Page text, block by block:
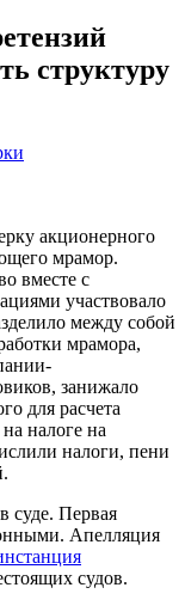
структуру
акционерного
мрамор.
вместе с
участвовало
между собой
мрамора,
занижало
для расчета
налоге на
налоги, пени
суде. Первая
Апелляция
судов.